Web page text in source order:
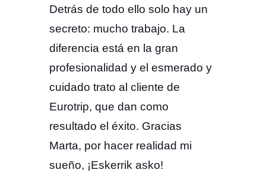
Detrás de todo ello solo hay un
secreto: mucho trabajo. La
diferencia está en la gran
profesionalidad y el esmerado y
cuidado trato al cliente de
Eurotrip, que dan como
resultado el éxito. Gracias
Marta, por hacer realidad mi
sueño, ¡Eskerrik asko!